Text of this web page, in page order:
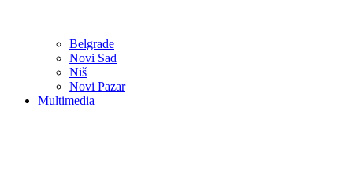
Belgrade
Novi Sad
Niš
Novi Pazar
Multimedia